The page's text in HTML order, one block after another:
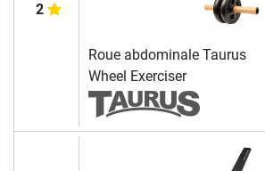
2
Roue abdominale Taurus
Wheel Exerciser